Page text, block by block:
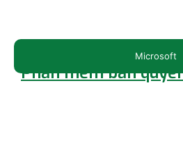
Phần mềm bản
Microsoft